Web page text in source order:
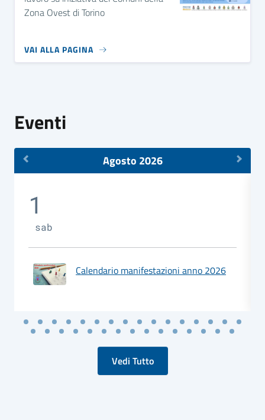
Zona Ovest di Torino
VAI ALLA PAGINA
Eventi
Agosto 2026
1
sab
Calendario manifestazioni anno 2026
Vedi Tutto